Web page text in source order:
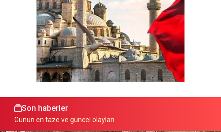
Son haberler
Günün en taze ve güncel olayları